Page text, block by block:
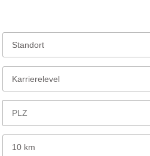
Standort
Karrierelevel
10 km